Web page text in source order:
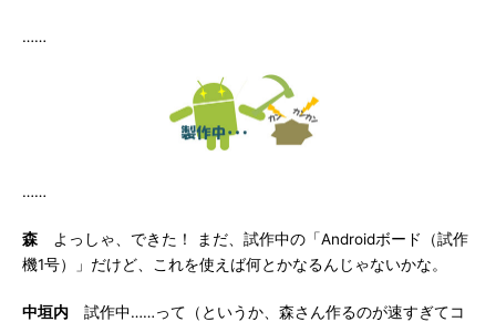
……
……
森 よっしゃ、できた！ まだ、試作中の「Androidボード（試作
機1号）」だけど、これを使えば何とかなるんじゃないかな。
中垣内 試作中……って（というか、森さん作るのが速すぎてコ